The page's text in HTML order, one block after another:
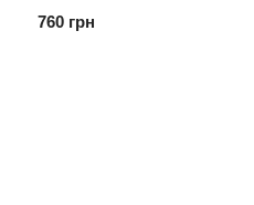
760 грн